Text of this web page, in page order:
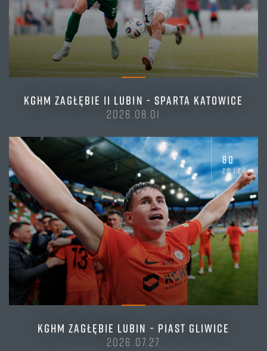
KGHM ZAGŁĘBIE II LUBIN - SPARTA KATOWICE
2026.08.01
80
zdjęć
KGHM ZAGŁĘBIE LUBIN - PIAST GLIWICE
2026.07.27